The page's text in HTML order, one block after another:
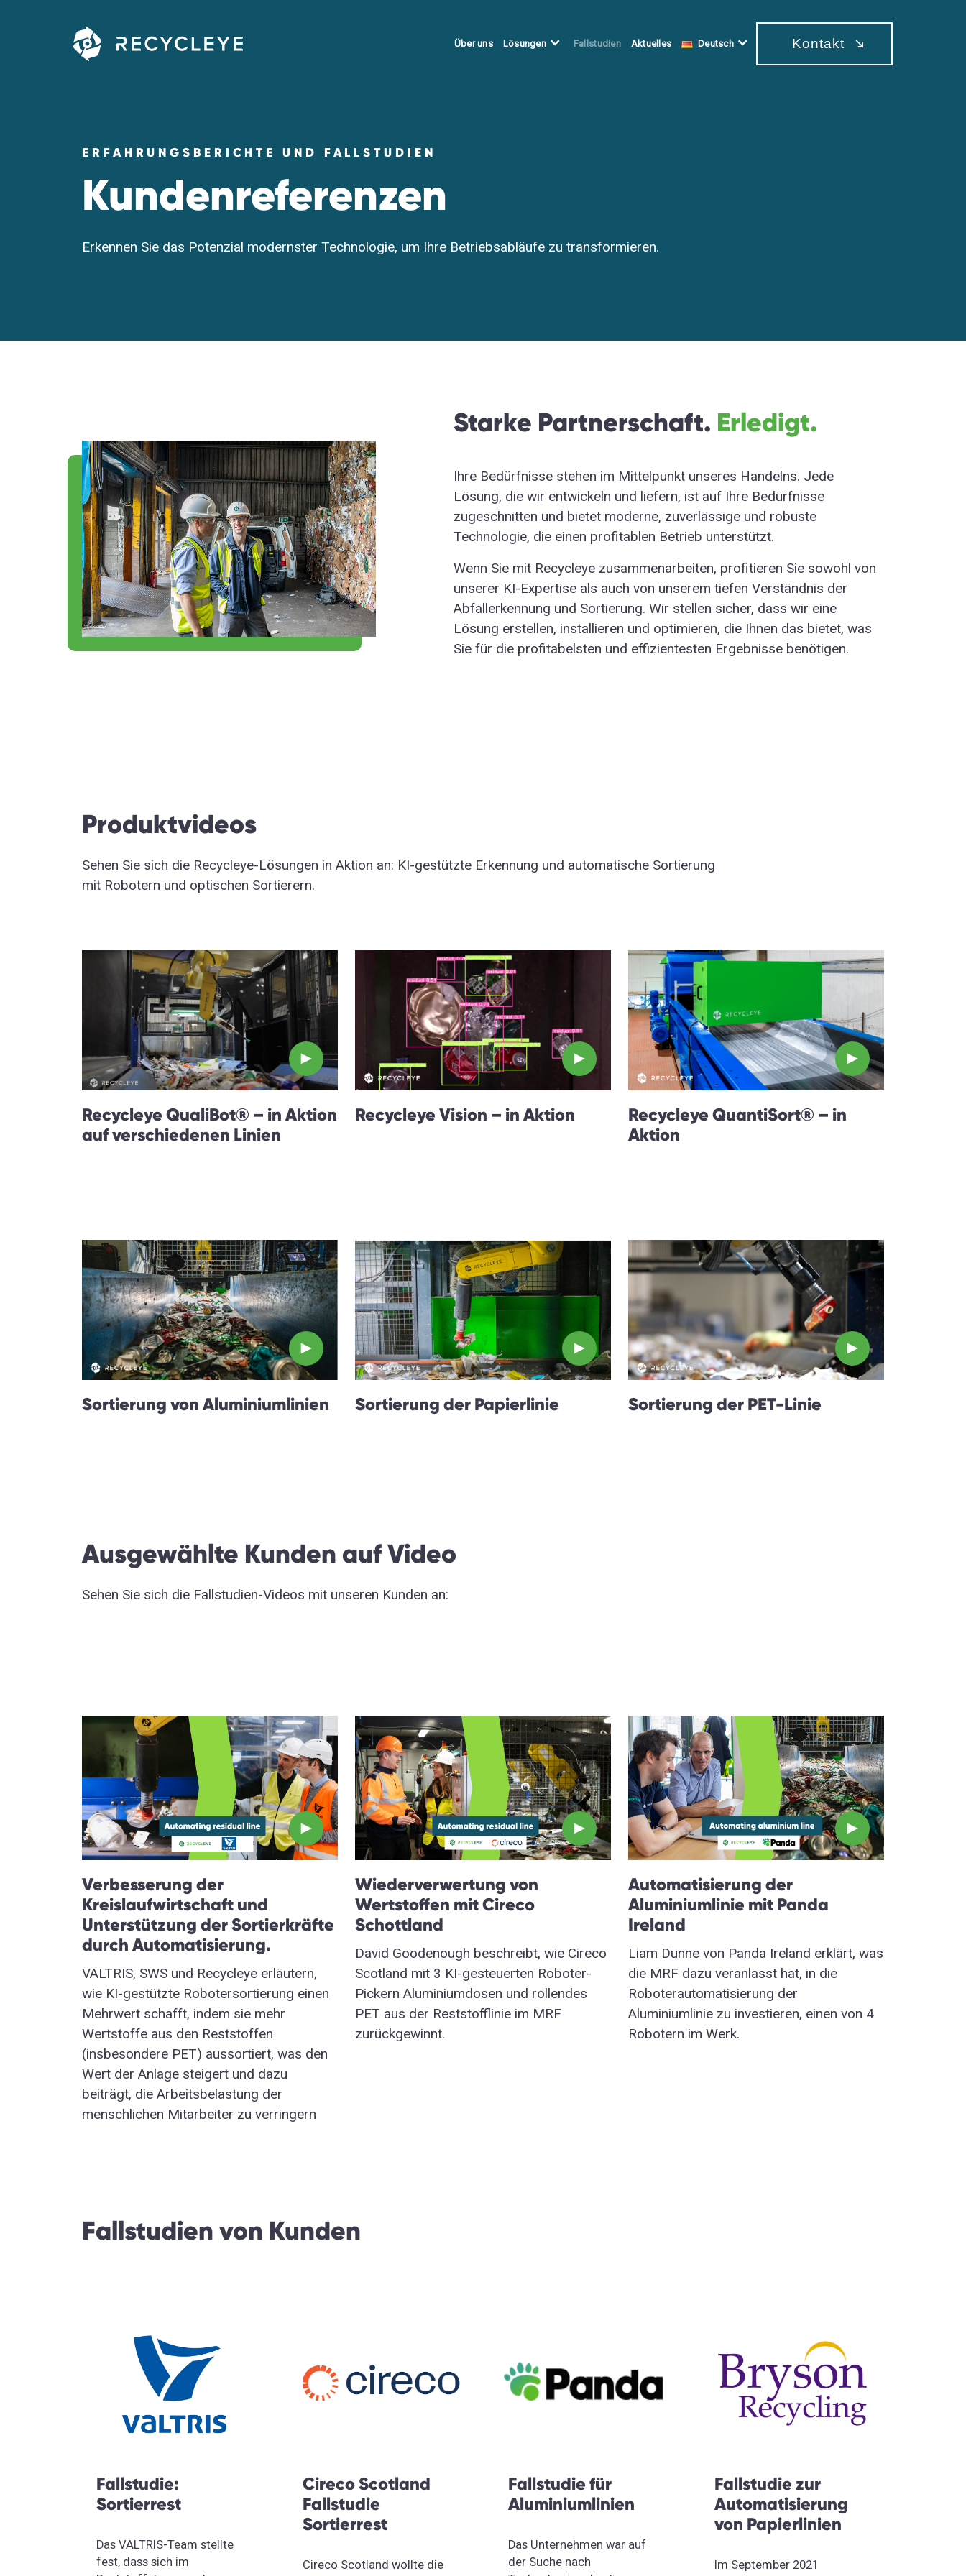
Main Navigation Über uns Lösungen Fallstudien Aktuelles Deutsch Kontakt
ERFAHRUNGSBERICHTE UND FALLSTUDIEN
Kundenreferenzen
Erkennen Sie das Potenzial modernster Technologie, um Ihre Betriebsabläufe zu transformieren.
Starke Partnerschaft. Erledigt.
Ihre Bedürfnisse stehen im Mittelpunkt unseres Handelns. Jede
Lösung, die wir entwickeln und liefern, ist auf Ihre Bedürfnisse
zugeschnitten und bietet moderne, zuverlässige und robuste
Technologie, die einen profitablen Betrieb unterstützt.
Wenn Sie mit Recycleye zusammenarbeiten, profitieren Sie sowohl von
unserer KI-Expertise als auch von unserem tiefen Verständnis der
Abfallerkennung und Sortierung. Wir stellen sicher, dass wir eine
Lösung erstellen, installieren und optimieren, die Ihnen das bietet, was
Sie für die profitabelsten und effizientesten Ergebnisse benötigen.
Produktvideos
Sehen Sie sich die Recycleye-Lösungen in Aktion an: KI-gestützte Erkennung und automatische Sortierung
mit Robotern und optischen Sortierern.
Recycleye QualiBot® – in Aktion
auf verschiedenen Linien
Recycleye Vision – in Aktion
Recycleye QuantiSort® – in
Aktion
Sortierung von Aluminiumlinien Sortierung der Papierlinie Sortierung der PET-Linie
Ausgewählte Kunden auf Video
Sehen Sie sich die Fallstudien-Videos mit unseren Kunden an:
Verbesserung der
Kreislaufwirtschaft und
Unterstützung der Sortierkräfte
durch Automatisierung.
VALTRIS, SWS und Recycleye erläutern,
wie KI-gestützte Robotersortierung einen
Mehrwert schafft, indem sie mehr
Wertstoffe aus den Reststoffen
(insbesondere PET) aussortiert, was den
Wert der Anlage steigert und dazu
beiträgt, die Arbeitsbelastung der
menschlichen Mitarbeiter zu verringern
Wiederverwertung von
Wertstoffen mit Cireco
Schottland
David Goodenough beschreibt, wie Cireco
Scotland mit 3 KI-gesteuerten Roboter-
Pickern Aluminiumdosen und rollendes
PET aus der Reststofflinie im MRF
zurückgewinnt.
Automatisierung der
Aluminiumlinie mit Panda
Ireland
Liam Dunne von Panda Ireland erklärt, was
die MRF dazu veranlasst hat, in die
Roboterautomatisierung der
Aluminiumlinie zu investieren, einen von 4
Robotern im Werk.
Fallstudien von Kunden
Fallstudie:
Sortierrest
Das VALTRIS-Team stellte
fest, dass sich im
Cireco Scotland
Fallstudie
Sortierrest
Cireco Scotland wollte die
Fallstudie für
Aluminiumlinien
Das Unternehmen war auf
der Suche nach
Fallstudie zur
Automatisierung
von Papierlinien
Im September 2021